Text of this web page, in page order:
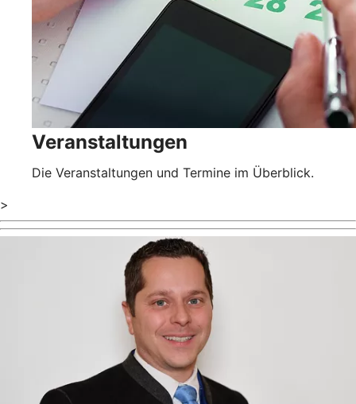
Veranstaltungen
Die Veranstaltungen und Termine im Überblick.
>